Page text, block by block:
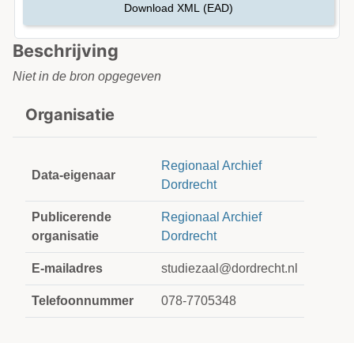
Beschrijving
Niet in de bron opgegeven
Organisatie
Data-eigenaar
Regionaal Archief
Dordrecht
Publicerende
organisatie
Regionaal Archief
Dordrecht
E-mailadres studiezaal@dordrecht.nl
Telefoonnummer 078-7705348
Download XML (EAD)